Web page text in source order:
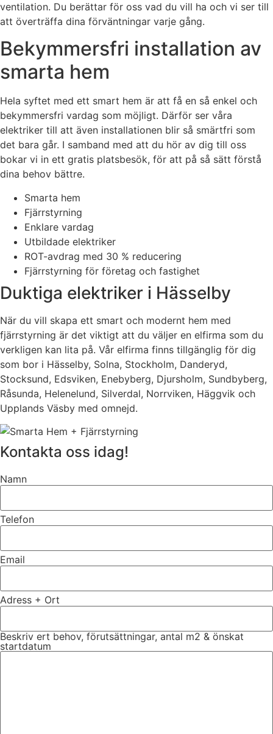
ventilation. Du berättar för oss vad du vill ha och vi ser till
att överträffa dina förväntningar varje gång.
Bekymmersfri installation av
smarta hem
Hela syftet med ett smart hem är att få en så enkel och
bekymmersfri vardag som möjligt. Därför ser våra
elektriker till att även installationen blir så smärtfri som
det bara går. I samband med att du hör av dig till oss
bokar vi in ett gratis platsbesök, för att på så sätt förstå
dina behov bättre.
Smarta hem
Fjärrstyrning
Enklare vardag
Utbildade elektriker
ROT-avdrag med 30 % reducering
Fjärrstyrning för företag och fastighet
Duktiga elektriker i Hässelby
När du vill skapa ett smart och modernt hem med
fjärrstyrning är det viktigt att du väljer en elfirma som du
verkligen kan lita på. Vår elfirma finns tillgänglig för dig
som bor i Hässelby, Solna, Stockholm, Danderyd,
Stocksund, Edsviken, Enebyberg, Djursholm, Sundbyberg,
Råsunda, Helenelund, Silverdal, Norrviken, Häggvik och
Upplands Väsby med omnejd.
Kontakta oss idag!
Namn
Telefon
Email
Adress + Ort
Beskriv ert behov, förutsättningar, antal m2 & önskat
startdatum